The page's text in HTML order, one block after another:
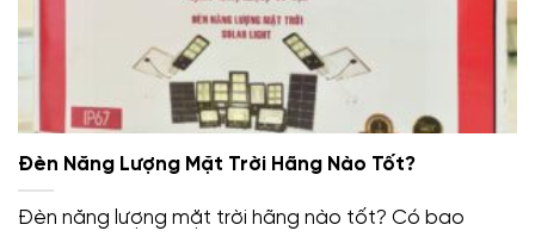
Đèn Năng Lượng Mặt Trời Hãng Nào Tốt?
Đèn năng lượng mặt trời hãng nào tốt? Có bao